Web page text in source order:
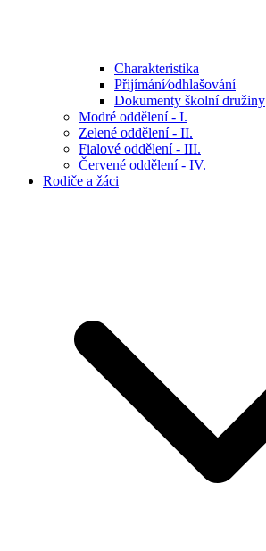
Charakteristika
Přijímání⁄odhlašování
Dokumenty školní družiny
Modré oddělení - I.
Zelené oddělení - II.
Fialové oddělení - III.
Červené oddělení - IV.
Rodiče a žáci